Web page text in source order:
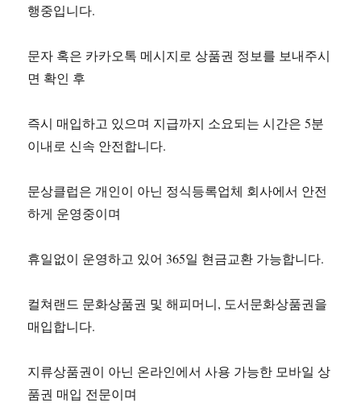
행중입니다.
문자 혹은 카카오톡 메시지로 상품권 정보를 보내주시
면 확인 후
즉시 매입하고 있으며 지급까지 소요되는 시간은 5분
이내로 신속 안전합니다.
문상클럽은 개인이 아닌 정식등록업체 회사에서 안전
하게 운영중이며
휴일없이 운영하고 있어 365일 현금교환 가능합니다.
컬쳐랜드 문화상품권 및 해피머니, 도서문화상품권을
매입합니다.
지류상품권이 아닌 온라인에서 사용 가능한 모바일 상
품권 매입 전문이며